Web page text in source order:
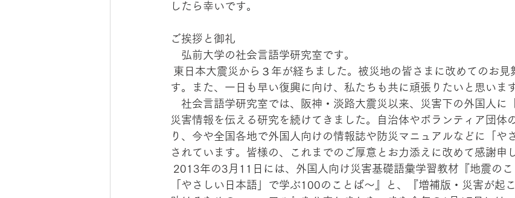
したら幸いです。
ご挨拶と御礼
弘前大学の社会言語学研究室です。
す。また、一日も早い復興に向け、私たちも共に頑張りたいと思います
社会言語学研究室では、阪神・淡路大震災以来、災害下の外国人に
災害情報を伝える研究を続けてきました。自治体やボランティア団体
り、今や全国各地で外国人向けの情報誌や防災マニュアルなどに「や
されています。皆様の、これまでのご厚意とお力添えに改めて感謝申
「やさしい日本語」で学ぶ100のことば～』と、『増補版・災害が起